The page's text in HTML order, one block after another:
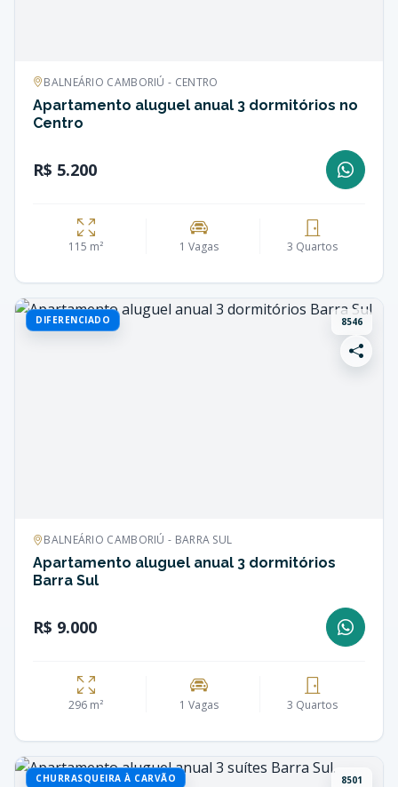
BALNEÁRIO CAMBORIÚ - CENTRO
Apartamento aluguel anual 3 dormitórios no
Centro
R$ 5.200
115 m² 1 Vagas 3 Quartos
DIFERENCIADO 8546
BALNEÁRIO CAMBORIÚ - BARRA SUL
Apartamento aluguel anual 3 dormitórios
Barra Sul
R$ 9.000
296 m² 1 Vagas 3 Quartos
CHURRASQUEIRA À CARVÃO 8501